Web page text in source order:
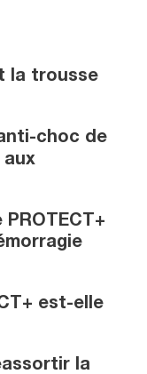
la trousse
choc de
aux
est-elle
la